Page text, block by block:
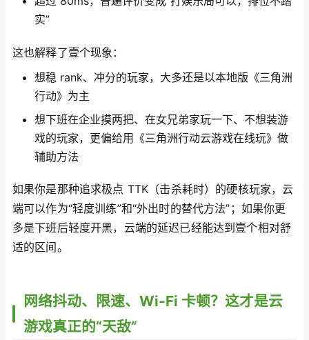
实”
这也解释了壹个现象：
想稳 rank、冲分的玩家，大多还是以本地版《三角洲
行动》为主
想下班在企业摸两把、在女兄弟家玩一下、不想装游
戏的玩家，更偏给用《三角洲行动云游戏在线玩》做
辅助方法
如果你是那种追求极点 TTK（击杀耗时）的硬核玩家，云
端可以作为“轻度训练”和“外出时的替代方法”；如果你更
多是下班后轻度开黑，云端的延迟已经能达到壹个相对舒
适的区间。
网络抖动、限速、Wi‑Fi 卡顿？这才是云
游戏真正的“天敌”